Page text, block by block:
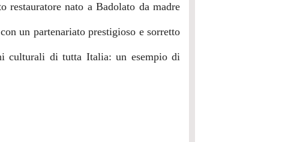
nato a Badolato da madre
un partenariato prestigioso e sorretto
culturali di tutta Italia: un esempio di